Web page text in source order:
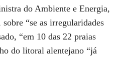
do Ambiente e Energia,
“se as irregularidades
“em 10 das 22 praias
do litoral alentejano “já